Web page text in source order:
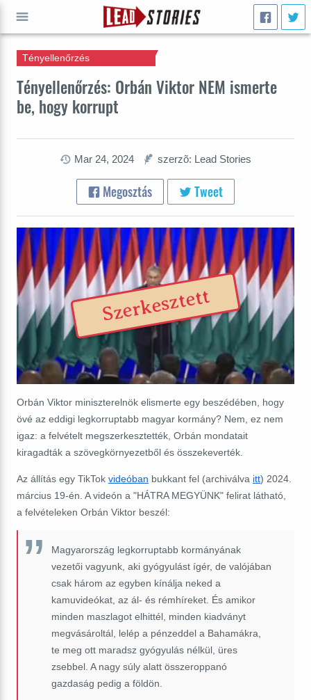
Tényellenőrzés: Orbán Viktor NEM ismerte
be, hogy korrupt
Tényellenőrzés
Mar 24, 2024 szerzõ: Lead Stories
Megosztás Tweet
Szerkesztett
Orbán Viktor miniszterelnök elismerte egy beszédében, hogy
övé az eddigi legkorruptabb magyar kormány? Nem, ez nem
igaz: a felvételt megszerkesztették, Orbán mondatait
kiragadták a szövegkörnyezetből és összekeverték.
Az állítás egy TikTok videóban bukkant fel (archiválva itt) 2024.
március 19-én. A videón a "HÁTRA MEGYÜNK" felirat látható,
a felvételeken Orbán Viktor beszél:
Magyarország legkorruptabb kormányának
vezetői vagyunk, aki gyógyulást ígér, de valójában
csak három az egyben kínálja neked a
kamuvideókat, az ál- és rémhíreket. És amikor
minden maszlagot elhittél, minden kiadványt
megvásároltál, lelép a pénzeddel a Bahamákra,
te meg ott maradsz gyógyulás nélkül, üres
zsebbel. A nagy súly alatt összeroppanó
gazdaság pedig a földön.
INDULJ